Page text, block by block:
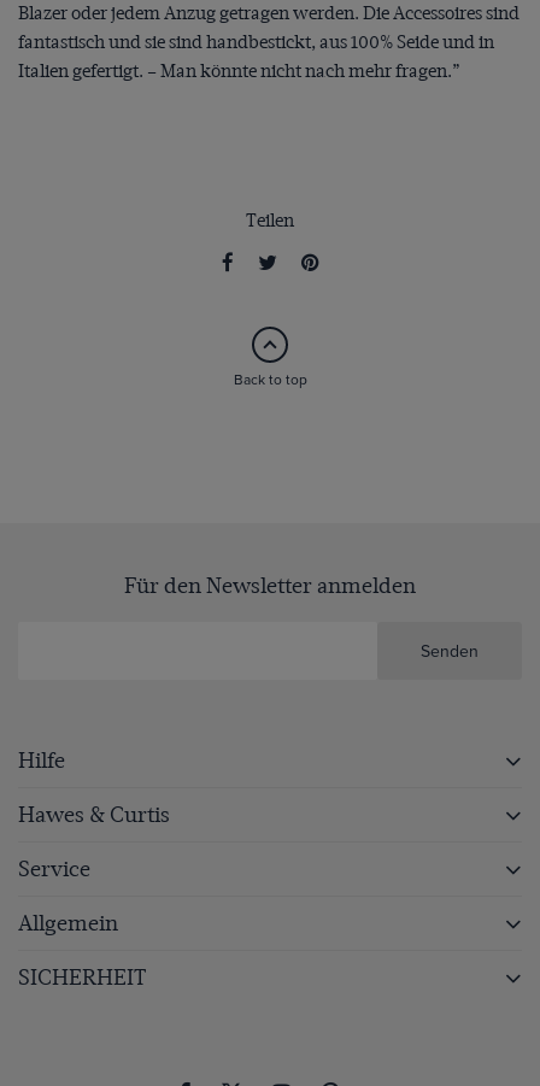
Blazer oder jedem Anzug getragen werden. Die Accessoires sind
fantastisch und sie sind handbestickt, aus 100% Seide und in
Italien gefertigt. – Man könnte nicht nach mehr fragen.”
Teilen
Back to top
Für den Newsletter anmelden
Senden
Hilfe
Hawes & Curtis
Service
Allgemein
SICHERHEIT